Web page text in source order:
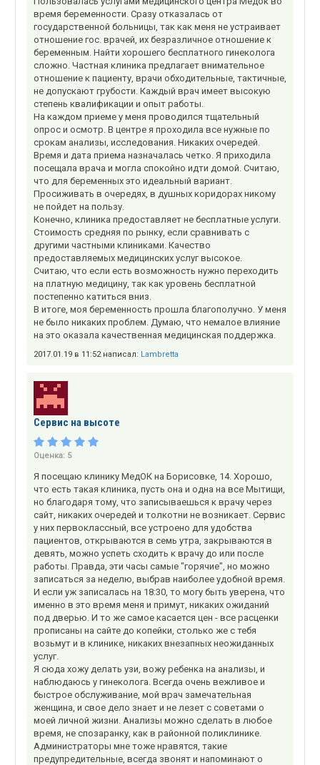
время беременности. Сразу отказалась от
государственной больницы, так как меня не устраивает
отношение гос. врачей, их безразличное отношение к
беременным. Найти хорошего бесплатного гинеколога
сложно. Частная клиника предлагает внимательное
отношение к пациенту, врачи обходительные, тактичные,
не допускают грубости. Каждый врач имеет высокую
степень квалификации и опыт работы.
На каждом приеме у меня проводился тщательный
опрос и осмотр. В центре я проходила все нужные по
срокам анализы, исследования. Никаких очередей.
Время и дата приема назначалась четко. Я приходила
посещала врача и могла спокойно идти домой. Считаю,
что для беременных это идеальный вариант.
Просиживать в очередях, в душных коридорах никому
не пойдет на пользу.
Конечно, клиника предоставляет не бесплатные услуги.
Стоимость средняя по рынку, если сравнивать с
другими частными клиниками. Качество
предоставляемых медицинских услуг высокое.
Считаю, что если есть возможность нужно переходить
на платную медицину, так как уровень бесплатной
постепенно катиться вниз.
В итоге, моя беременность прошла благополучно. У меня
не было никаких проблем. Думаю, что немалое влияние
на это оказала качественная медицинская поддержка.
2017.01.19 в 11:52 написал: Lambretta
Сервис на высоте
Оценка: 5
Я посещаю клинику МедОК на Борисовке, 14. Хорошо,
что есть такая клиника, пусть она и одна на все Мытищи,
но благодаря тому, что записываешься к врачу через
сайт, никаких очередей и толкотни не возникает. Сервис
у них первоклассный, все устроено для удобства
пациентов, открываются в семь утра, закрываются в
девять, можно успеть сходить к врачу до или после
работы. Правда, эти часы самые "горячие", но можно
записаться за неделю, выбрав наиболее удобной время.
И если уж записалась на 18:30, то могу быть уверена, что
именно в это время меня и примут, никаких ожиданий
под дверью. И то же самое касается цен - все расценки
прописаны на сайте до копейки, столько же с тебя
возьмут и в клинике, никаких внезапных неожиданных
услуг.
Я сюда хожу делать узи, вожу ребенка на анализы, и
наблюдаюсь у гинеколога. Всегда очень вежливое и
быстрое обслуживание, мой врач замечательная
женщина, и свое дело знает и не лезет с советами о
моей личной жизни. Анализы можно сделать в любое
время, не спозаранку, как в районной поликлинике.
Администраторы мне тоже нравятся, такие
предупредительные, всегда звонят и напоминают о